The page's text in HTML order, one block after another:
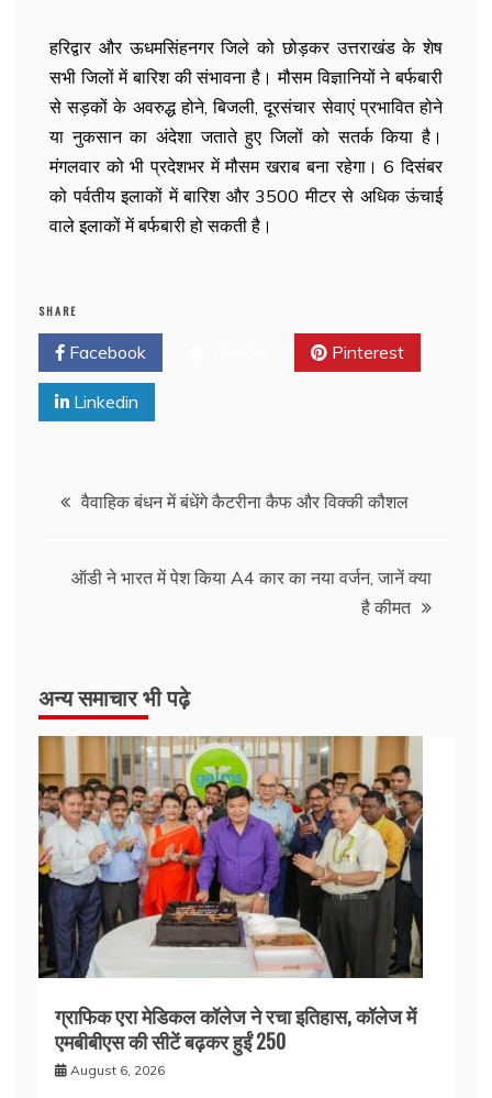
हरिद्वार और ऊधमसिंहनगर जिले को छोड़कर उत्तराखंड के शेष
सभी जिलों में बारिश की संभावना है। मौसम विज्ञानियों ने बर्फबारी
से सड़कों के अवरुद्ध होने, बिजली, दूरसंचार सेवाएं प्रभावित होने
या नुकसान का अंदेशा जताते हुए जिलों को सतर्क किया है।
मंगलवार को भी प्रदेशभर में मौसम खराब बना रहेगा। 6 दिसंबर
को पर्वतीय इलाकों में बारिश और 3500 मीटर से अधिक ऊंचाई
वाले इलाकों में बर्फबारी हो सकती है।
SHARE
Facebook Pinterest
Linkedin
वैवाहिक बंधन में बंधेंगे कैटरीना कैफ और विक्की कौशल
ऑडी ने भारत में पेश किया A4 कार का नया वर्जन, जानें क्या
है कीमत
अन्य समाचार भी पढ़े
ग्राफिक एरा मेडिकल कॉलेज ने रचा इतिहास, कॉलेज में
एमबीबीएस की सीटें बढ़कर हुईं 250
August 6, 2026